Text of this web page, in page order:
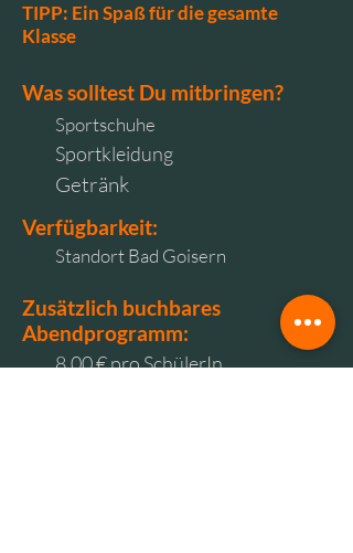
TIPP: Ein Spaß für die gesamte
Klasse
Was solltest Du mitbringen?
Sportschuhe
Sportkleidung
Getränk
Verfügbarkeit:
Standort Bad Goisern
Zusätzlich buchbares
Abendprogramm:
8,00 € pro SchülerIn